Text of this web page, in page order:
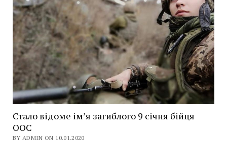
Стало відоме ім’я загиблого 9 січня бійця
ООС
BY ADMIN ON 10.01.2020